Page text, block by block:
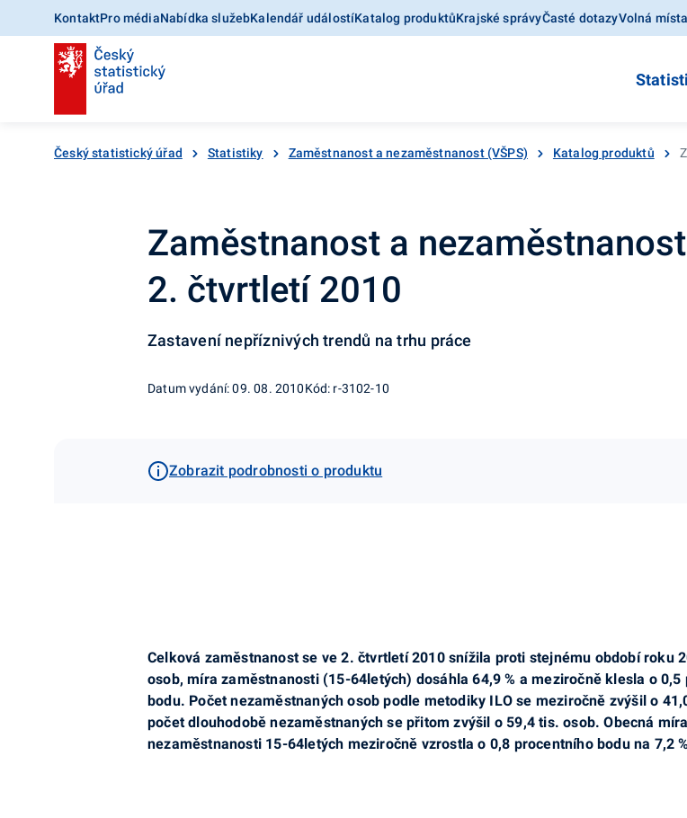
KontaktPro médiaNabídka služebKalendář událostíKatalog produktůKrajské správyČasté dotazyVolná místa
Český statistický úřad Statistiky Zaměstnanost a nezaměstnanost (VŠPS) Katalog produktů
Zaměstnanost a
2. čtvrtletí 2010
Zastavení nepříznivých trendů na trhu práce
Datum vydání: 09. 08. 2010Kód: r-3102-10
Zobrazit podrobnosti o produktu
Celková zaměstnanost se ve 2. čtvrtletí 2010 snížila proti stejnému období roku
osob, míra zaměstnanosti (15-64letých) dosáhla 64,9 % a meziročně klesla o 0,5
bodu. Počet nezaměstnaných osob podle metodiky ILO se meziročně zvýšil o
počet dlouhodobě nezaměstnaných se přitom zvýšil o 59,4 tis. osob. Obecná míra
nezaměstnanosti 15-64letých meziročně vzrostla o 0,8 procentního bodu na 7,2